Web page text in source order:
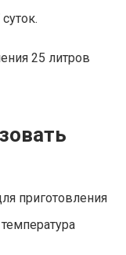
25 литров
приготовления